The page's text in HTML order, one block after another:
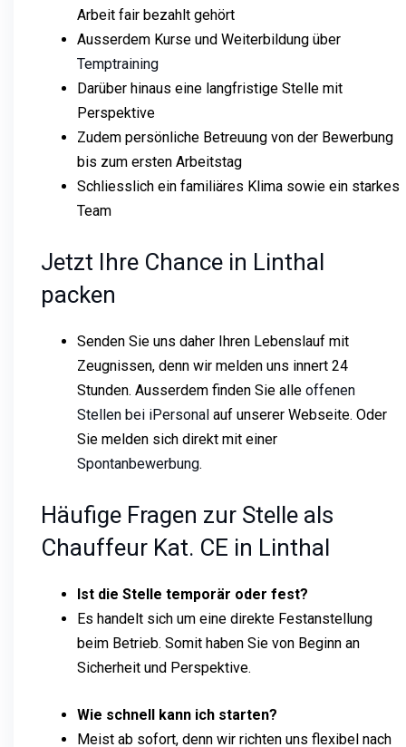
Arbeit fair bezahlt gehört
Ausserdem Kurse und Weiterbildung über
Temptraining
Darüber hinaus eine langfristige Stelle mit
Perspektive
Zudem persönliche Betreuung von der Bewerbung
bis zum ersten Arbeitstag
Schliesslich ein familiäres Klima sowie ein starkes
Team
Jetzt Ihre Chance in Linthal
packen
Senden Sie uns daher Ihren Lebenslauf mit
Zeugnissen, denn wir melden uns innert 24
Stunden. Ausserdem finden Sie alle offenen
Stellen bei iPersonal auf unserer Webseite. Oder
Sie melden sich direkt mit einer
Spontanbewerbung.
Häufige Fragen zur Stelle als
Chauffeur Kat. CE in Linthal
Ist die Stelle temporär oder fest?
Es handelt sich um eine direkte Festanstellung
beim Betrieb. Somit haben Sie von Beginn an
Sicherheit und Perspektive.
Wie schnell kann ich starten?
Meist ab sofort, denn wir richten uns flexibel nach